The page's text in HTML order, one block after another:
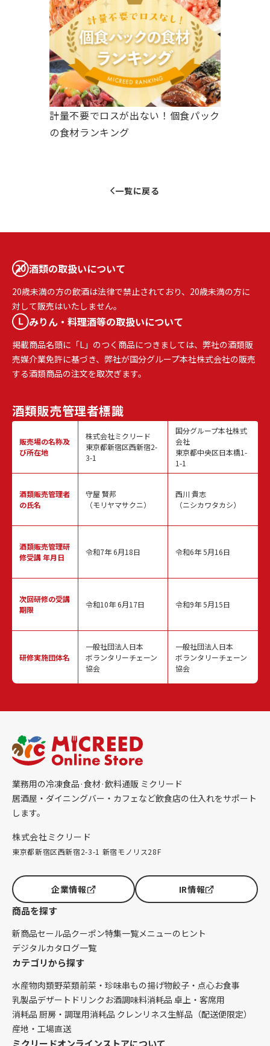
計量不要でロスが出ない！個食パック
の食材ランキング
一覧に戻る
酒類の取扱いについて
20歳未満の方の飲酒は法律で禁止されており、20歳未満の方に
対して販売はいたしません。
みりん・料理酒等の取扱いについて
掲載商品名頭に「L」のつく商品につきましては、弊社の酒類販
売媒介業免許に基づき、弊社が国分グループ本社株式会社の販売
する酒類商品の注文を取次ぎます。
酒類販売管理者標識
販売場の名称及
び所在地
酒類販売管理者
の氏名
酒類販売管理研
修受講 年月日
次回研修の受講
期限
研修実施団体名
株式会社ミクリード
東京都新宿区西新宿2-
3-1
守屋 賢邦
（モリヤマサクニ）
令和7年 6月18日
令和10年 6月17日
一般社団法人日本
ボランタリーチェーン
協会
国分グループ本社株式
会社
東京都中央区日本橋1-
1-1
西川 貴志
（ニシカワタカシ）
令和6年 5月16日
令和9年 5月15日
一般社団法人日本
ボランタリーチェーン
協会
業務用の冷凍食品·食材·飲料通販 ミクリード
居酒屋・ダイニングバー・カフェなど飲食店の仕入れをサポート
します。
株式会社ミクリード
東京都新宿区西新宿2-3-1 新宿モノリス28F
企業情報 IR情報
商品を探す
新商品セール品クーポン特集一覧メニューのヒント
デジタルカタログ一覧
カテゴリから探す
水産物肉類野菜類前菜・珍味串もの揚げ物餃子・点心お食事
乳製品デザート ドリンク お酒調味料消耗品 卓上・客席用
消耗品 厨房・調理用消耗品 クレンリネス生鮮品（配送便限定）
産地・工場直送
ミクリードオンラインストアについて